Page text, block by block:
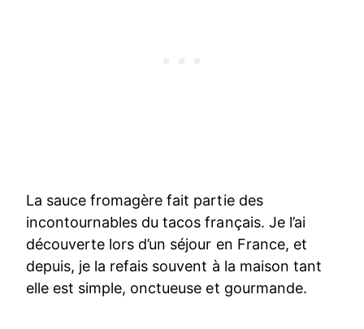
La sauce fromagère fait partie des
incontournables du tacos français. Je l’ai
découverte lors d’un séjour en France, et
depuis, je la refais souvent à la maison tant
elle est simple, onctueuse et gourmande.